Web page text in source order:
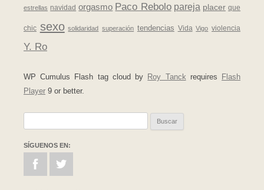
estrellas navidad orgasmo Paco Rebolo pareja placer que
chic sexo solidaridad superación tendencias Vida Vigo violencia
Y. Ro
WP Cumulus Flash tag cloud by Roy Tanck requires Flash
Player 9 or better.
SÍGUENOS EN: